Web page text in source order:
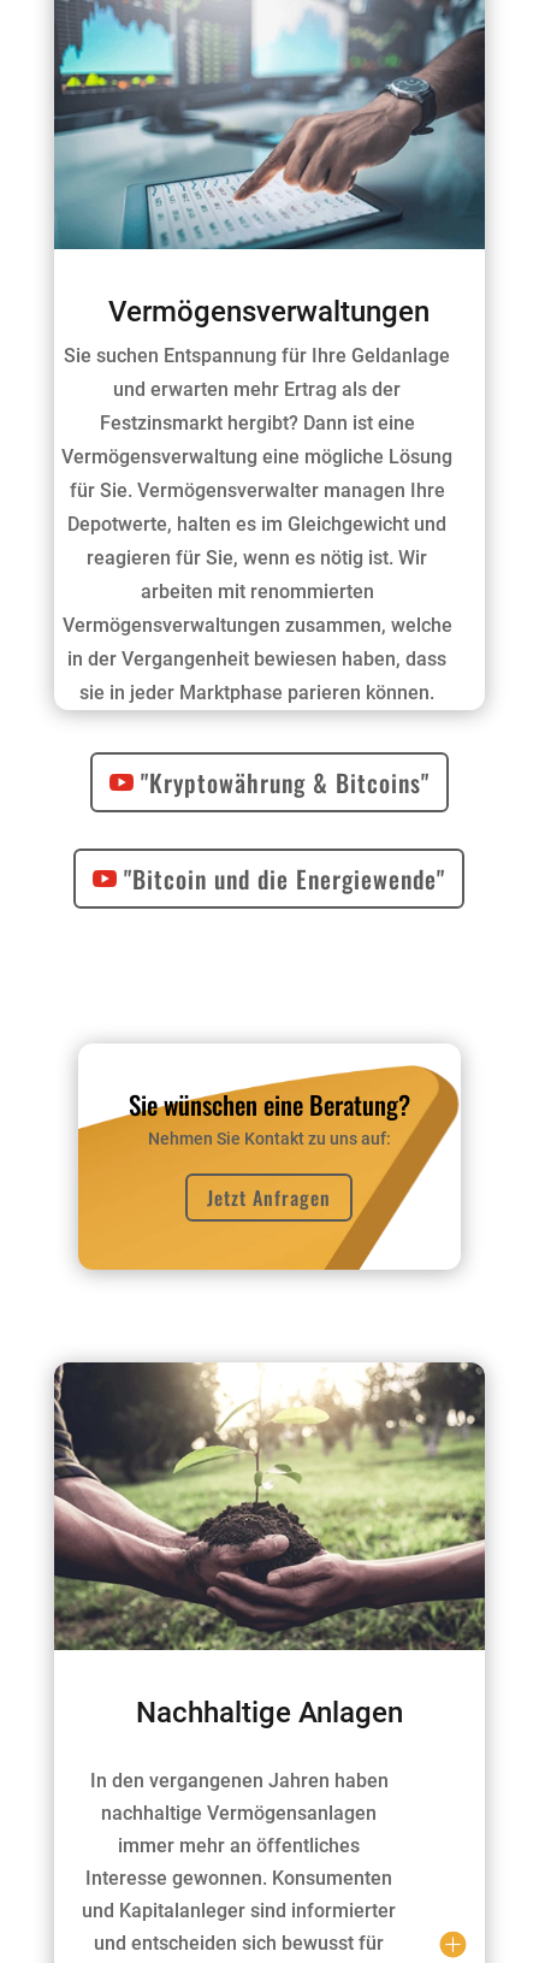
Vermögensverwaltungen
Sie suchen Entspannung für Ihre Geldanlage
und erwarten mehr Ertrag als der
Festzinsmarkt hergibt? Dann ist eine
Vermögensverwaltung eine mögliche Lösung
für Sie. Vermögensverwalter managen Ihre
Depotwerte, halten es im Gleichgewicht und
reagieren für Sie, wenn es nötig ist. Wir
arbeiten mit renommierten
Vermögensverwaltungen zusammen, welche
in der Vergangenheit bewiesen haben, dass
sie in jeder Marktphase parieren können.
"Kryptowährung & Bitcoins"
"Bitcoin und die Energiewende"
Sie wünschen eine Beratung?
Nehmen Sie Kontakt zu uns auf:
Jetzt Anfragen
Nachhaltige Anlagen
In den vergangenen Jahren haben
nachhaltige Vermögensanlagen
immer mehr an öffentliches
Interesse gewonnen. Konsumenten
und Kapitalanleger sind informierter
und entscheiden sich bewusst für